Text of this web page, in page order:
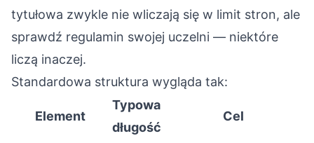
tytułowa zwykle nie wliczają się w limit stron, ale
sprawdź regulamin swojej uczelni — niektóre
liczą inaczej.
Standardowa struktura wygląda tak:
Element
Typowa
długość
Cel